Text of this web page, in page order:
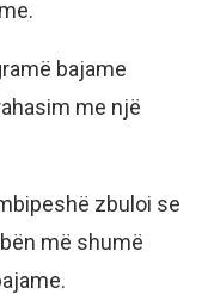
bajame
me një
zbuloi se
më shumë